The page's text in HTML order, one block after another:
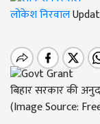
लोकेश निरवाल
बिहार सरकार की
(Image Source: